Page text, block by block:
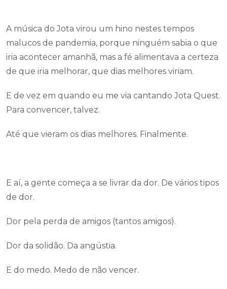
A música do Jota virou um hino nestes tempos
malucos de pandemia, porque ninguém sabia o que
iria acontecer amanhã, mas a fé alimentava a certeza
de que iria melhorar, que dias melhores viriam.
E de vez em quando eu me via cantando Jota Quest.
Para convencer, talvez.
Até que vieram os dias melhores. Finalmente.
E aí, a gente começa a se livrar da dor. De vários tipos
de dor.
Dor pela perda de amigos (tantos amigos).
Dor da solidão. Da angústia.
E do medo. Medo de não vencer.